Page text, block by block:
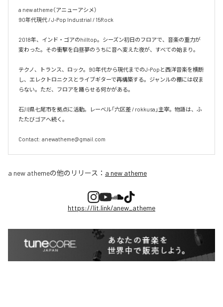
a new atheme（アニューアシメ）
90年代現代 / J-Pop Industrial / 15Rock
2018年、インド・ゴアのhilltop。シーズン初日のフロアで、音楽の重力が
変わった。その衝撃を白昼夢のうちに音へ変えた夜が、すべての始まり。
テクノ、トランス、ロック。90年代から現代までのJ-Popと西洋音楽を横断
し、エレクトロニクスとライブギターで再構築する。ジャンルの棚には収ま
らない。ただ、フロアを踊らせる何かがある。
石川県七尾市を拠点に活動。レーベル「六区差 / rokkusa」主宰。物語は、ふ
たたびゴアへ続く。
Contact: anewatheme@gmail.com
a new athemeの他のリリース： a new atheme
https://lit.link/anew_atheme